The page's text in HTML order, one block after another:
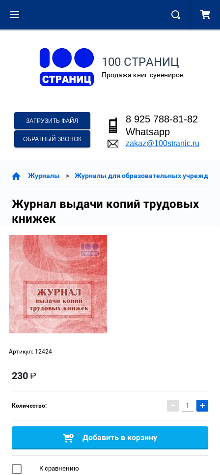
100 СТРАНИЦ
Продажа книг-сувениров
ЗАГРУЗИТЬ ФАЙЛ
ОБРАТНЫЙ ЗВОНОК
8 925 788-81-82
Whatsapp
zakaz@100stranic.ru
Журналы Журналы для образовательных
Журнал выдачи копий трудовых
книжек
Артикул: 12424
230
Количество: − +
Добавить в корзину
К сравнению